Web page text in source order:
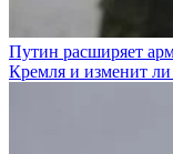
Путин расширяет
Кремля и изменит